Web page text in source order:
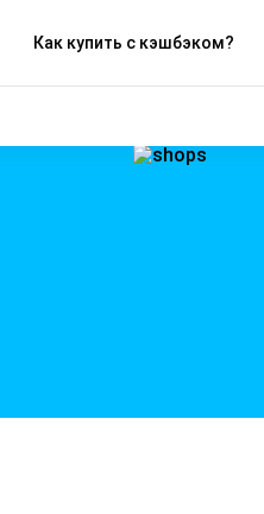
Как купить с кэшбэком?